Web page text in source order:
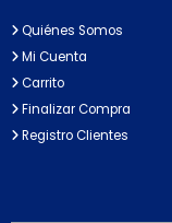
Quiénes Somos
Mi Cuenta
Carrito
Finalizar Compra
Registro Clientes